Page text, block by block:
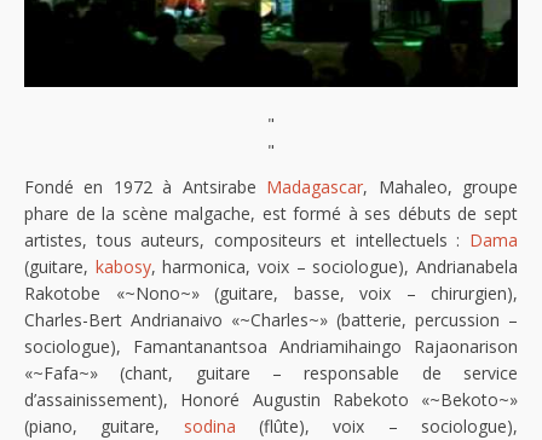
"
"
Fondé en 1972 à Antsirabe Madagascar, Mahaleo, groupe
phare de la scène malgache, est formé à ses débuts de sept
artistes, tous auteurs, compositeurs et intellectuels : Dama
(guitare, kabosy, harmonica, voix – sociologue), Andrianabela
Rakotobe «~Nono~» (guitare, basse, voix – chirurgien),
Charles-Bert Andrianaivo «~Charles~» (batterie, percussion –
sociologue), Famantanantsoa Andriamihaingo Rajaonarison
«~Fafa~» (chant, guitare – responsable de service
d’assainissement), Honoré Augustin Rabekoto «~Bekoto~»
(piano, guitare, sodina (flûte), voix – sociologue),